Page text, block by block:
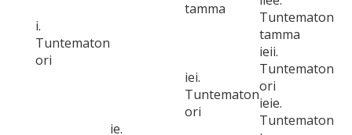
i.
Tuntematon
ori
tamma
Tuntematon
tamma
ie.
iei.
Tuntematon
ori
ieii.
Tuntematon
ori
ieie.
Tuntematon